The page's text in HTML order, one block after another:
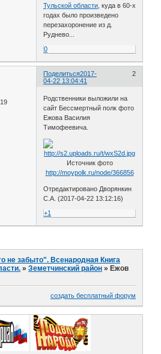
Тульской области , куда в 60-х
годах было произведено
перезахоронение из д.
Руднево...
0
Поделиться 2
2017-
04-22 13:04:41
Родственники выложили на
сайт Бессмертный полк фото
Ежова Василия
Тимофеевича.
Источник фото
http://moypolk.ru/node/366856
Отредактировано Дворянкин
С.А. (2017-04-22 13:12:16)
+1
не забыто". Всенародная Книга
»Земетчинский район »Ежов
создать бесплатный форум